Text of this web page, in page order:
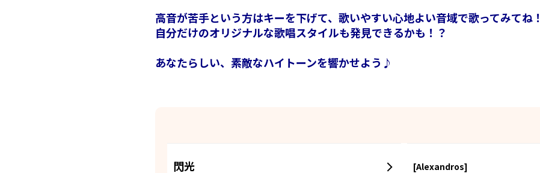
高音が苦手という方はキーを下げて、歌いやすい心地よい音域で歌ってみてね！
自分だけのオリジナルな歌唱スタイルも発見できるかも！？
あなたらしい、素敵なハイトーンを響かせよう♪
閃光 [Alexandros]